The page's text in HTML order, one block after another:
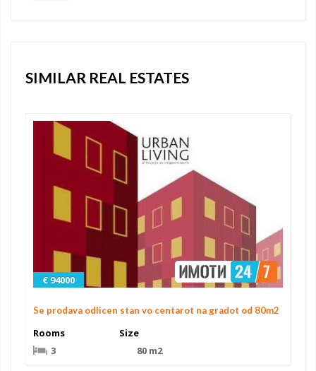
SIMILAR REAL ESTATES
€ 94000
Se prodava odlicen stan vo centarot na gradot od 80m2
Rooms
3
Size
80 m2